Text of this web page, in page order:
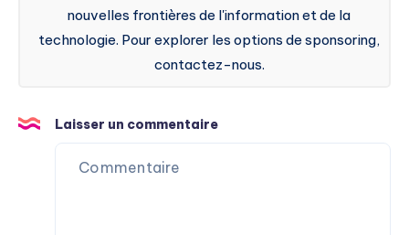
nouvelles frontières de l'information et de la
technologie. Pour explorer les options de sponsoring,
contactez-nous.
Laisser un commentaire